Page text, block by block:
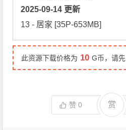
2025-09-14 更新
13 - 居家 [35P-653MB]
此资源下载价格为 10 G币，请先
赞0 赏